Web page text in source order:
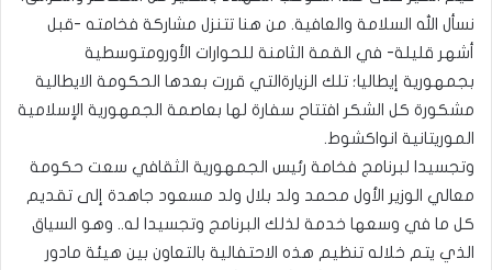
نسأل الله السلامة والعافية. من هنا تتنزل مشاركة فخامته -قبل
أشهر قليلة- في القمة الثامنة للحوارات الأورومتوسطية
بجمهورية إيطاليا؛ تلك الزيارةالتي قررت بعدها الحكومة الايطالية
مشكورة كل الشكر افتتاح سفارة لها بعاصمة الجمهورية الإسلامية
الموريتانية انواكشوط.
وتجسيدا لبرنامج فخامة رئيس الجمهورية الثقافي سعت حكومة
معالي الوزير الأول محمد ولد بلال ولد مسعود جاهدة إلى تقديم
كل ما في وسعها خدمة لذلك البرنامج وتجسيدا له.. وهو السياق
الذي يتم خلاله تنظيم هذه الاحتفالية بالتعاون بين هيئة مادور